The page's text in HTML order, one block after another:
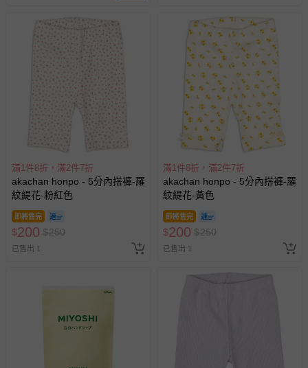
滿1件8折，滿2件7折
akachan honpo - 5分內搭褲-羅
紋緹花-粉紅色
即將售完
$200 $250
已售出 1
滿1件8折，滿2件7折
akachan honpo - 5分內搭褲-羅
紋緹花-黃色
即將售完
$200 $250
已售出 1